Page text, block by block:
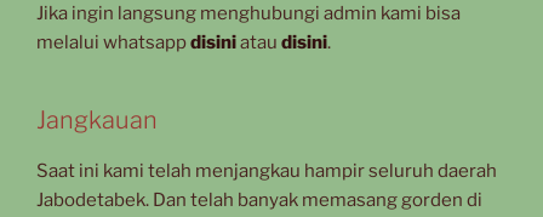
Jika ingin langsung menghubungi admin kami bisa
melalui whatsappdisiniatau disini.
Jangkauan
Saat ini kami telah menjangkau hampir seluruh daerah
Jabodetabek. Dan telah banyak memasang gorden di